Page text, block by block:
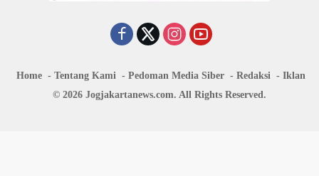
Home Tentang Kami Pedoman Media Siber Redaksi
Iklan
© 2026 Jogjakartanews.com. All Rights Reserved.